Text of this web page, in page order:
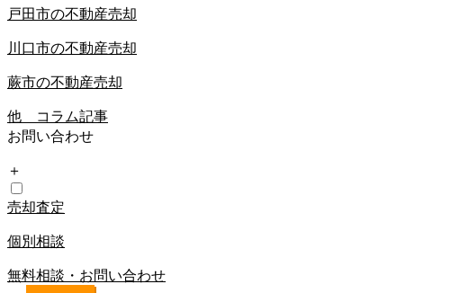
戸田市の不動産売却
川口市の不動産売却
蕨市の不動産売却
他 コラム記事
お問い合わせ
＋
売却査定
個別相談
無料相談・お問い合わせ